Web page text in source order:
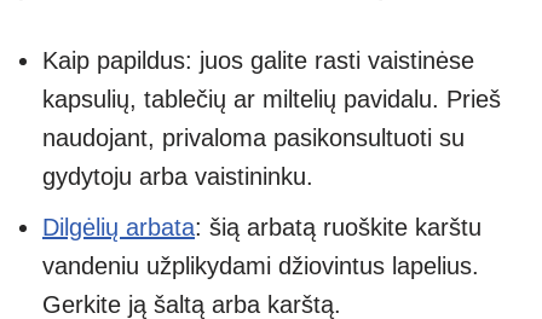
Kaip papildus: juos galite rasti vaistinėse
kapsulių, tablečių ar miltelių pavidalu. Prieš
naudojant, privaloma pasikonsultuoti su
gydytoju arba vaistininku.
Dilgėlių arbata: šią arbatą ruoškite karštu
vandeniu užplikydami džiovintus lapelius.
Gerkite ją šaltą arba karštą.